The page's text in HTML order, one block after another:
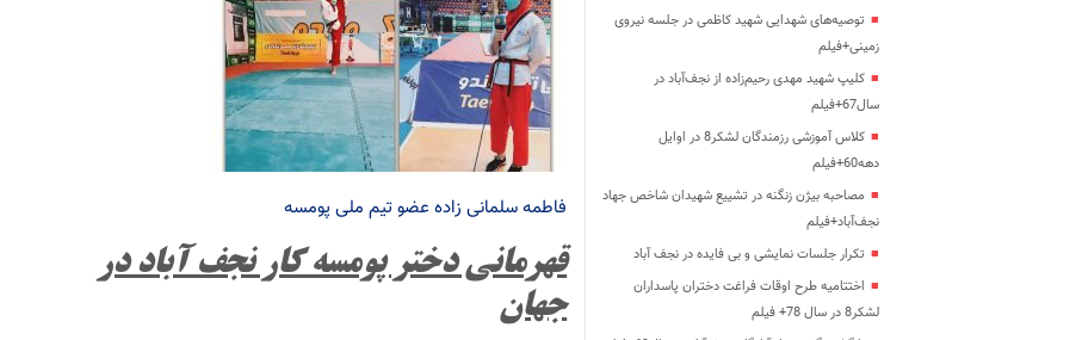
فاطمه سلمانی زاده عضو تیم ملی پومسه
قهرمانی دختر پومسه کار نجف آباد در
جهان
توصیه‌های شهدایی شهید کاظمی در جلسه نیروی
زمینی+فیلم
کلیپ شهید مهدی رحیم‌زاده از نجف‌آباد در
سال67+فیلم
کلاس آموزشی رزمندگان لشکر8 در اوایل
دهه60+فیلم
مصاحبه بیژن زنگنه در تشییع شهیدان شاخص جهاد
نجف‌آباد+فیلم
تکرار جلسات نمایشی و بی فایده در نجف آباد
اختتامیه طرح اوقات فراغت دختران پاسداران
لشکر8 در سال 78+ فیلم